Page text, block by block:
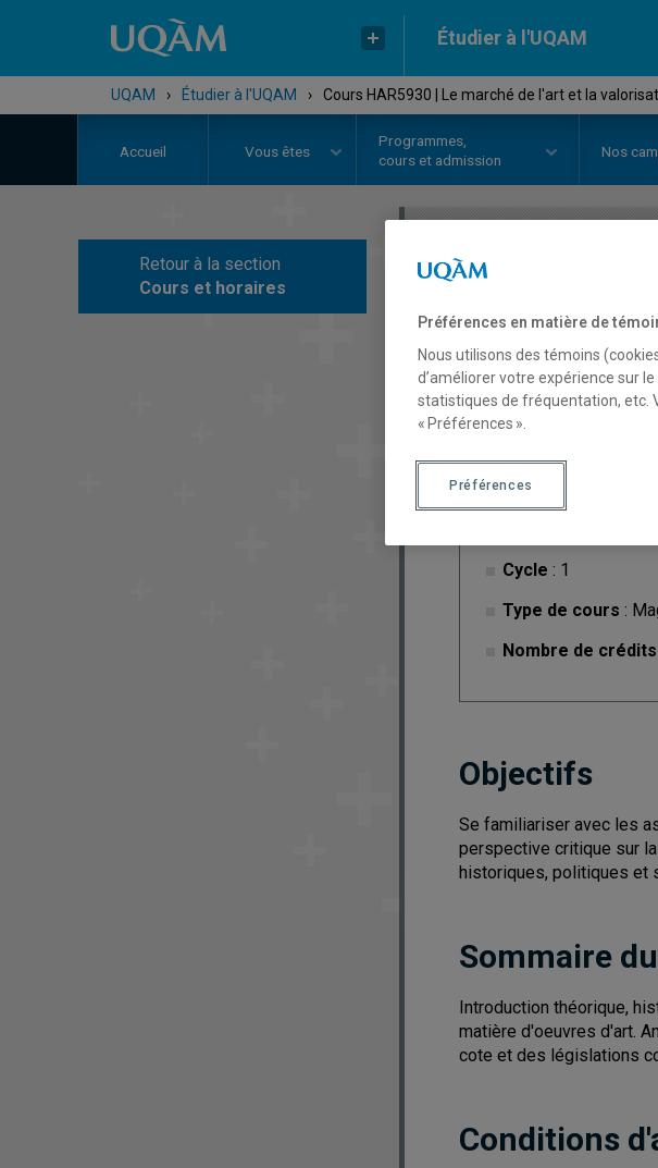
Étudier à l'UQAM
UQAM › Étudier à l'UQAM › Cours HAR5930 | Le marché de l'art et la
Accueil Vous êtes
Programmes,
cours et admission
Nos
Retour à la section
Cours et horaires
COURS
Description
Cycle : 1
Type de cours :
Nombre de crédits
Objectifs
Se familiariser avec les
perspective critique sur
historiques, politiques et
Sommaire
Introduction théorique,
matière d'oeuvres d'art.
cote et des législations
Conditions
Préférences en matière de
Nous utilisons des témoins
d’améliorer votre expérience sur
statistiques de fréquentation, etc.
« Préférences ».
Préférences